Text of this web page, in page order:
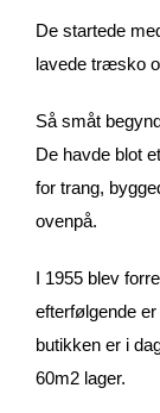
De startede
lavede træsko
Så småt
De havde blot
for trang,
ovenpå.
I 1955 blev
efterfølgende
butikken er i
60m2 lager.